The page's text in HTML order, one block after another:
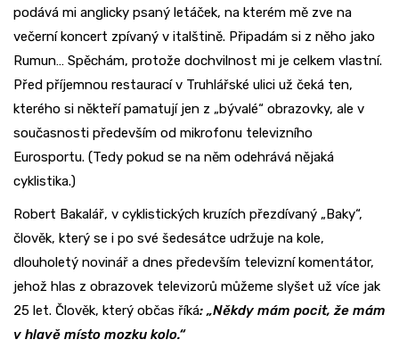
podává mi anglicky psaný letáček, na kterém mě zve na
večerní koncert zpívaný v italštině. Připadám si z něho jako
Rumun… Spěchám, protože dochvilnost mi je celkem vlastní.
Před příjemnou restaurací v Truhlářské ulici už čeká ten,
kterého si někteří pamatují jen z „bývalé“ obrazovky, ale v
současnosti především od mikrofonu televizního
Eurosportu. (Tedy pokud se na něm odehrává nějaká
cyklistika.)
Robert Bakalář, v cyklistických kruzích přezdívaný „Baky“,
člověk, který se i po své šedesátce udržuje na kole,
dlouholetý novinář a dnes především televizní komentátor,
jehož hlas z obrazovek televizorů můžeme slyšet už více jak
25 let. Člověk, který občas říká: „Někdy mám pocit, že mám
v hlavě místo mozku kolo.“